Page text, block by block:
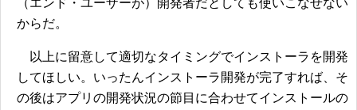
からだ。
以上に留意して適切なタイミングでインストーラを開発
してほしい。いったんインストーラ開発が完了すれば、そ
の後はアプリの開発状況の節目に合わせてインストールの